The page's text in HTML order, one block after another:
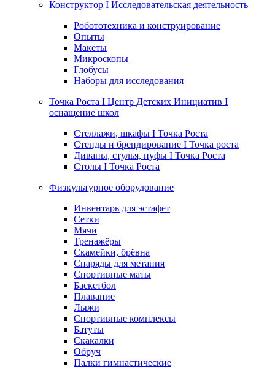
Конструктор I Исследовательская деятельность
Робототехника и конструирование
Опыты
Макеты
Микроскопы
Глобусы
Наборы для исследования
Точка Роста I Центр Детских Инициатив I
оснащение школ
Стеллажи, шкафы I Точка Роста
Стенды и брендирование I Точка роста
Диваны, стулья, пуфы I Точка Роста
Столы I Точка Роста
Физкультурное оборудование
Инвентарь для эстафет
Сетки
Мячи
Тренажёры
Скамейки, брёвна
Снаряды для метания
Спортивные маты
Баскетбол
Плавание
Лыжи
Спортивные комплексы
Батуты
Скакалки
Обруч
Палки гимнастические